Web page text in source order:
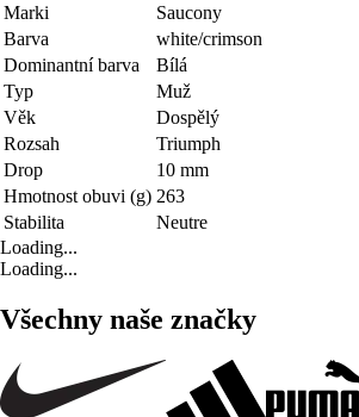
Marki
Saucony
Barva
white/crimson
Dominantní barva
Bílá
Typ
Muž
Věk
Dospělý
Rozsah
Triumph
Drop
10 mm
Hmotnost obuvi (g) 263
Stabilita
Neutre
Loading...
Loading...
Všechny naše značky